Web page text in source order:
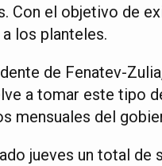
Con el objetivo de
los planteles.
de Fenatev-
a tomar este tipo
mensuales del
jueves un total